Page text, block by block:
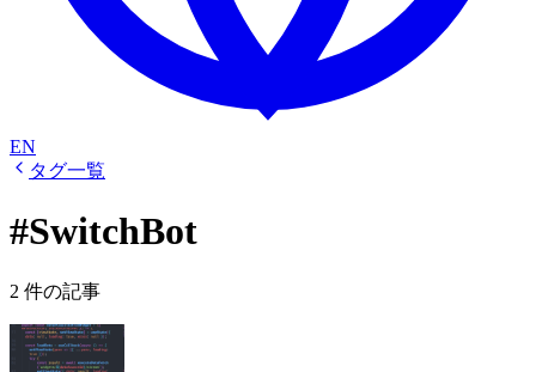
EN
タグ一覧
#SwitchBot
2 件の記事